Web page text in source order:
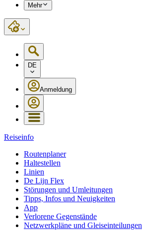
Mehr
DE
Anmeldung
Reiseinfo
Routenplaner
Haltestellen
Linien
De Lijn Flex
Störungen und Umleitungen
Tipps, Infos und Neuigkeiten
App
Verlorene Gegenstände
Netzwerkpläne und Gleiseinteilungen